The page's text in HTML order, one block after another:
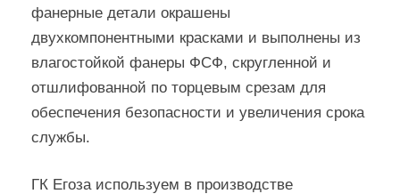
фанерные детали окрашены
двухкомпонентными красками и выполнены из
влагостойкой фанеры ФСФ, скругленной и
отшлифованной по торцевым срезам для
обеспечения безопасности и увеличения срока
службы.
ГК Егоза используем в производстве